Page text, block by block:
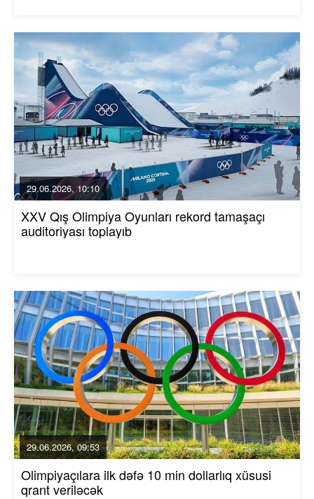
29.06.2026, 10:10
XXV Qış Olimpiya Oyunları rekord tamaşaçı
auditoriyası toplayıb
29.06.2026, 09:53
Olimpiyaçılara ilk dəfə 10 min dollarlıq xüsusi
qrant veriləcək